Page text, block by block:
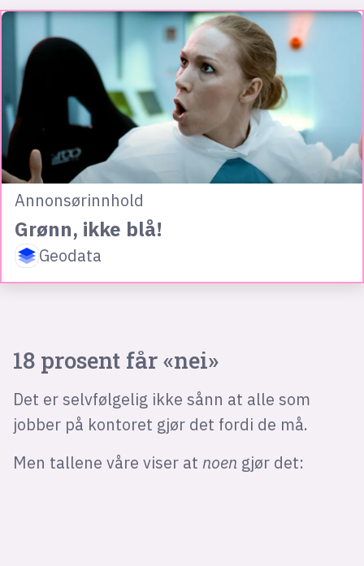
Annonsørinnhold
Grønn, ikke blå!
Geodata
18 prosent får «nei»
Det er selvfølgelig ikke sånn at alle som
jobber på kontoret gjør det fordi de må.
Men tallene våre viser at noen gjør det: